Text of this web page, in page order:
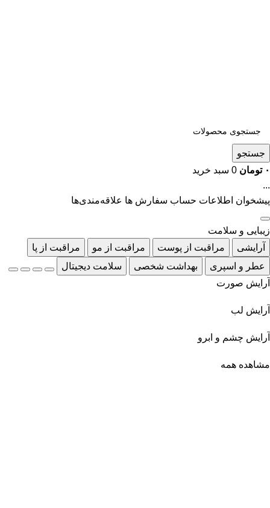
جستجو
۰ تومان 0 سبد خرید
...
پیشخوان اطلاعات حساب سفارش ها علاقه‌مندی‌ها
زیبایی و سلامت
آرایشی
مراقبت از پوست مراقبت از مو
مراقبت از پا
عطر و اسپری
بهداشت شخصی
سلامت دیجیتال
آرایش صورت
آرایش لب
آرایش چشم و ابرو
مشاهده همه